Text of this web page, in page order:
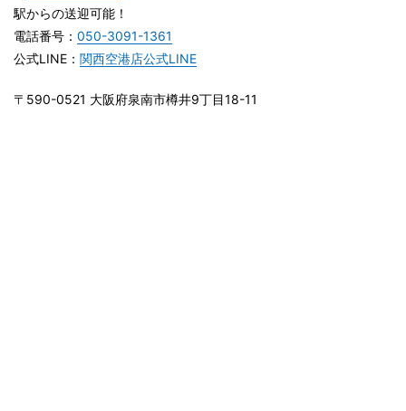
駅からの送迎可能！
電話番号： 050-3091-1361
公式LINE： 関西空港店公式LINE
〒590-0521 大阪府泉南市樽井9丁目18-11